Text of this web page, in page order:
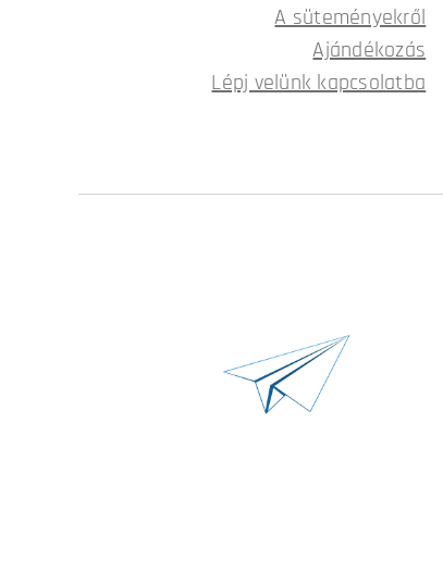
A süteményekről
Ajándékozás
Lépj velünk kapcsolatba